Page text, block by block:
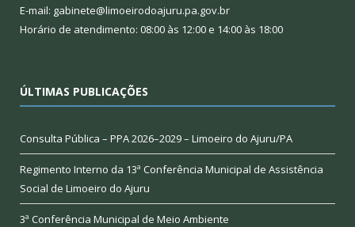
E-mail: gabinete@limoeirodoajuru.pa.gov.br
Horário de atendimento: 08:00 às 12:00 e 14:00 às 18:00
ÚLTIMAS PUBLICAÇÕES
Consulta Pública – PPA 2026–2029 – Limoeiro do Ajuru/PA
Regimento Interno da 13ª Conferência Municipal de Assistência
Social de Limoeiro do Ajuru
3ª Conferência Municipal de Meio Ambiente